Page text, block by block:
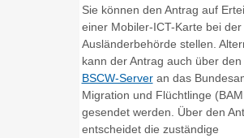
Sie können den Antrag auf
einer Mobiler-ICT-Karte bei der
Ausländerbehörde stellen.
kann der Antrag auch über den
BSCW-Serveran das
Migration und Flüchtlinge
gesendet werden. Über den
entscheidet die zuständige